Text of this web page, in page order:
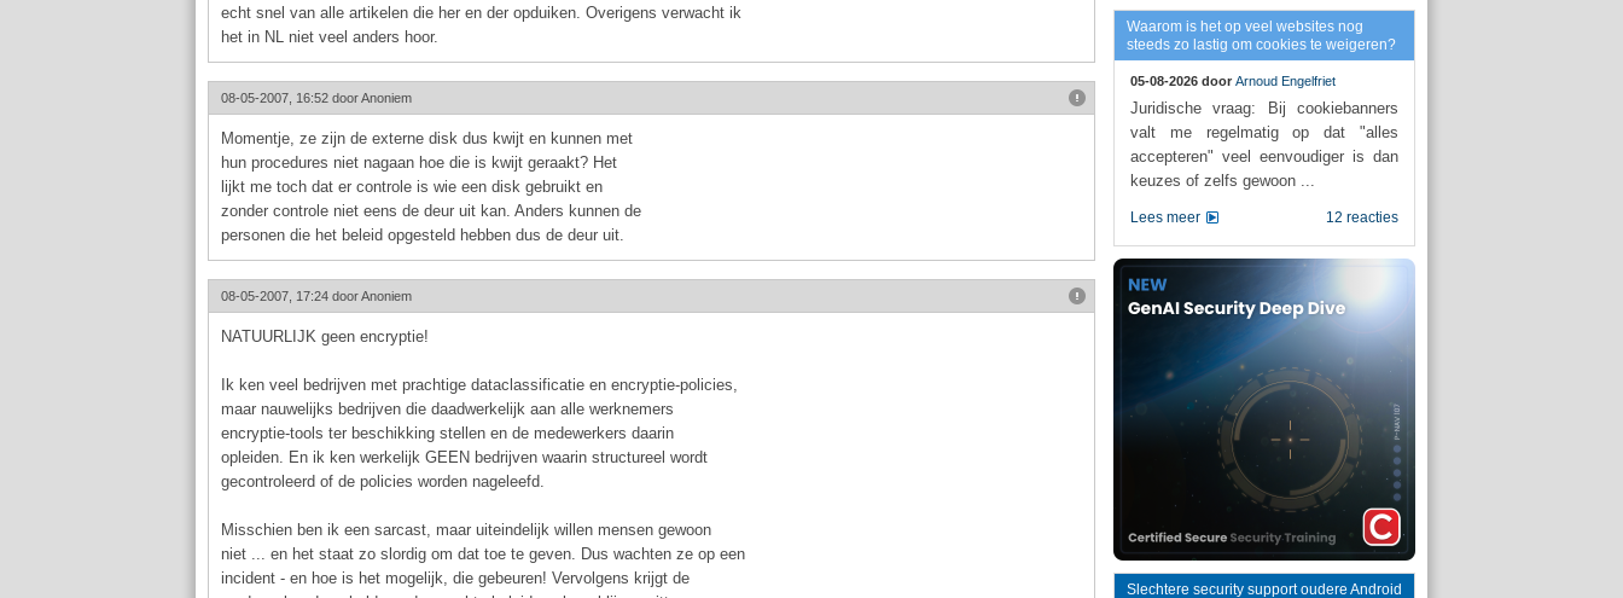
echt snel van alle artikelen die her en der opduiken. Overigens verwacht ik
het in NL niet veel anders hoor.
08-05-2007, 16:52 doorAnoniem
Momentje, ze zijn de externe disk dus kwijt en kunnen met
hun procedures niet nagaan hoe die is kwijt geraakt? Het
lijkt me toch dat er controle is wie een disk gebruikt en
zonder controle niet eens de deur uit kan. Anders kunnen de
personen die het beleid opgesteld hebben dus de deur uit.
08-05-2007, 17:24 doorAnoniem
NATUURLIJK geen encryptie!
Ik ken veel bedrijven met prachtige dataclassificatie en encryptie-policies,
maar nauwelijks bedrijven die daadwerkelijk aan alle werknemers
encryptie-tools ter beschikking stellen en de medewerkers daarin
opleiden. En ik ken werkelijk GEEN bedrijven waarin structureel wordt
gecontroleerd of de policies worden nageleefd.
Misschien ben ik een sarcast, maar uiteindelijk willen mensen gewoon
niet ... en het staat zo slordig om dat toe te geven. Dus wachten ze op een
incident - en hoe is het mogelijk, die gebeuren! Vervolgens krijgt de
Waarom is het op veel websites nog
steeds zo lastig om cookies te weigeren?
05-08-2026 door Arnoud Engelfriet
Juridische vraag: Bij cookiebanners
valt me regelmatig op dat "alles
accepteren" veel eenvoudiger is dan
keuzes of zelfs gewoon ...
12 reacties
Lees meer
Slechtere security support oudere Android